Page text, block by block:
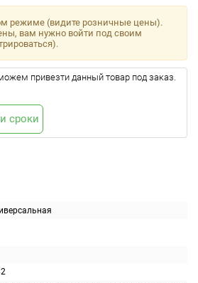
режиме (видите розничные цены).
вам нужно войти под своим
привезти данный товар под заказ.
сроки